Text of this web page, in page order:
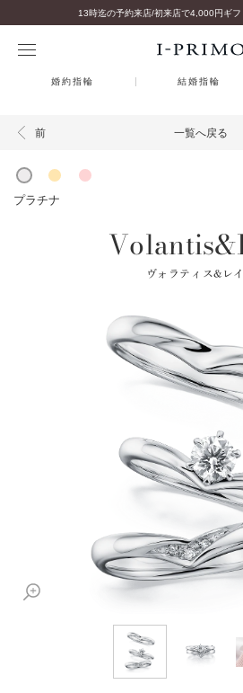
婚約指輪 結婚指輪
前 一覧へ戻る
プラチナ
ヴォラティス&レ